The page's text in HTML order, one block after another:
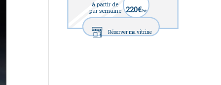
à partir de
par semaine 220€ht
Réserver ma vitrine